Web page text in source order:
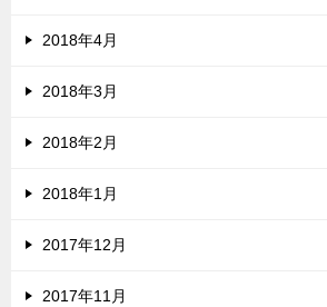
2018年4月
2018年3月
2018年2月
2018年1月
2017年12月
2017年11月